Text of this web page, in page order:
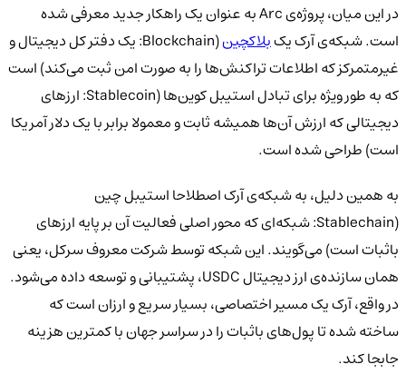
در این میان، پروژه‌ی Arc به عنوان یک راهکار جدید معرفی شده
است. شبکه‌ی آرک یکبلاکچین
(Blockchain: یک دفتر کل دیجیتال و
غیرمتمرکز که اطلاعات تراکنش‌ها را به صورت امن ثبت می‌کند) است
که به طور ویژه برای تبادل استیبل کوین‌ها (Stablecoin: ارزهای
دیجیتالی که ارزش آن‌ها همیشه ثابت و معمولا برابر با یک دلار آمریکا
است) طراحی شده است.
به همین دلیل، به شبکه‌ی آرک اصطلاحا استیبل چین
(Stablechain: شبکه‌ای که محور اصلی فعالیت آن بر پایه ارزهای
باثبات است) می‌گویند. این شبکه توسط شرکت معروف سرکل، یعنی
همان سازنده‌ی ارز دیجیتال USDC، پشتیبانی و توسعه داده می‌شود.
در واقع، آرک یک مسیر اختصاصی، بسیار سریع و ارزان است که
ساخته شده تا پول‌های باثبات را در سراسر جهان با کمترین هزینه
جابجا کند.